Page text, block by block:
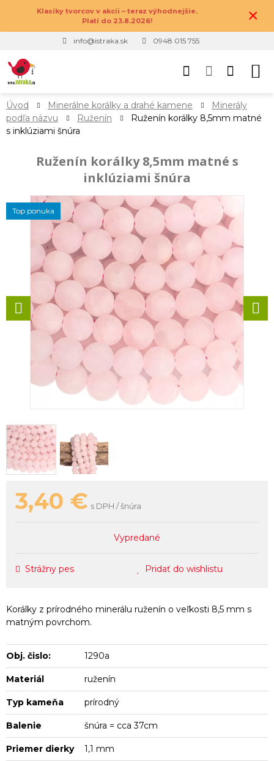
Klasiky tvorcov v akcii – teraz výhodnejšie.
Platí do 23.8.2026!
×
info@istraka.sk 0948 015 755
Úvod Minerálne korálky a drahé kamene
Minerály
podľa názvu
Ruženín
Ruženín korálky 8,5mm matné
s inklúziami šnúra
Ruženín korálky 8,5mm matné s
inklúziami šnúra
Top ponuka
3,40 € s DPH / šnúra
Vypredané
Strážny pes Pridať do wishlistu
Korálky z prírodného minerálu ruženín o veľkosti 8,5 mm s
matným povrchom.
Obj. čislo: 1290a
Materiál ruženín
Typ kameňa prírodný
Balenie šnúra = cca 37cm
Priemer dierky 1,1 mm